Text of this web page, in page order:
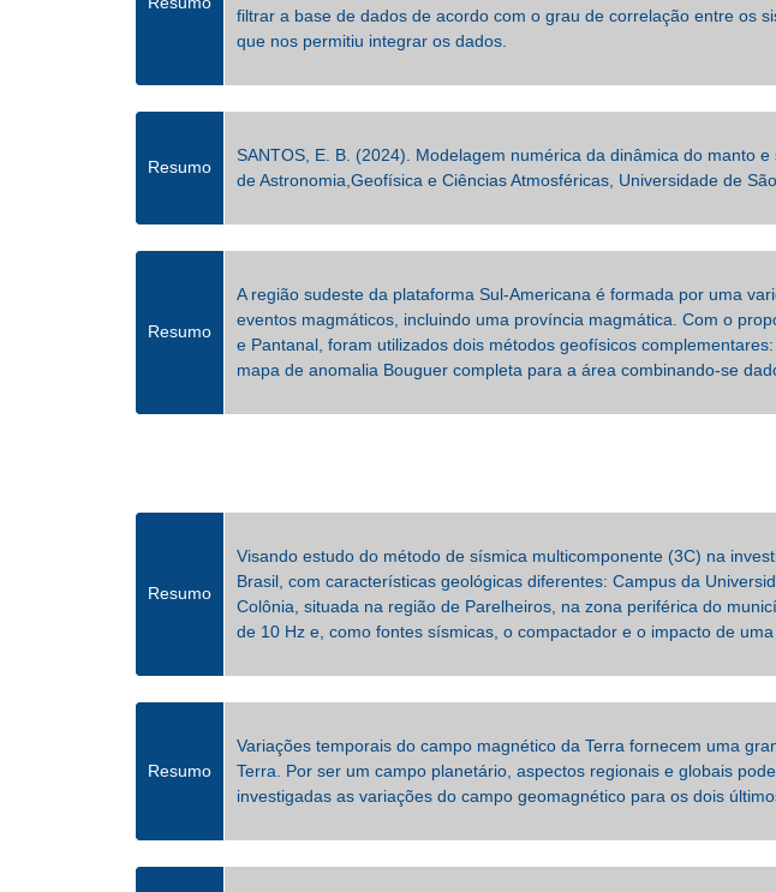
filtrar a base de dados de acordo com o grau de correlação entre os
que nos permitiu integrar os dados.
Resumo
SANTOS, E. B. (2024). Modelagem numérica da dinâmica do manto
de Astronomia,Geofísica e Ciências Atmosféricas, Universidade de
Resumo
A região sudeste da plataforma Sul-Americana é formada por uma
eventos magmáticos, incluindo uma província magmática. Com o
e Pantanal, foram utilizados dois métodos geofísicos
mapa de anomalia Bouguer completa para a área combinando-se
Resumo
Visando estudo do método de sísmica multicomponente (3C) na
Brasil, com características geológicas diferentes: Campus da
Colônia, situada na região de Parelheiros, na zona periférica do
de 10 Hz e, como fontes sísmicas, o compactador e o impacto de uma
Resumo
Variações temporais do campo magnético da Terra fornecem uma
Terra. Por ser um campo planetário, aspectos regionais e globais
investigadas as variações do campo geomagnético para os dois